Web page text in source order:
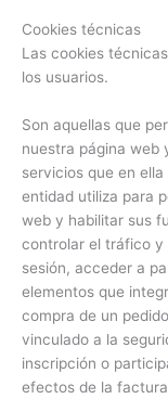
Cookies técnicas
Las cookies
los usuarios.
Son aquellas que
nuestra página web
servicios que en
entidad utiliza para
web y habilitar sus
controlar el tráfico y
sesión, acceder a
elementos que
compra de un
vinculado a la
inscripción o
efectos de la